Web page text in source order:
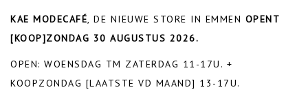
KAE MODECAFÉ, DE NIEUWE STORE IN EMMEN OPENT
[KOOP]ZONDAG 30 AUGUSTUS 2026.
OPEN: WOENSDAG TM ZATERDAG 11-17U. +
KOOPZONDAG [LAATSTE VD MAAND] 13-17U.